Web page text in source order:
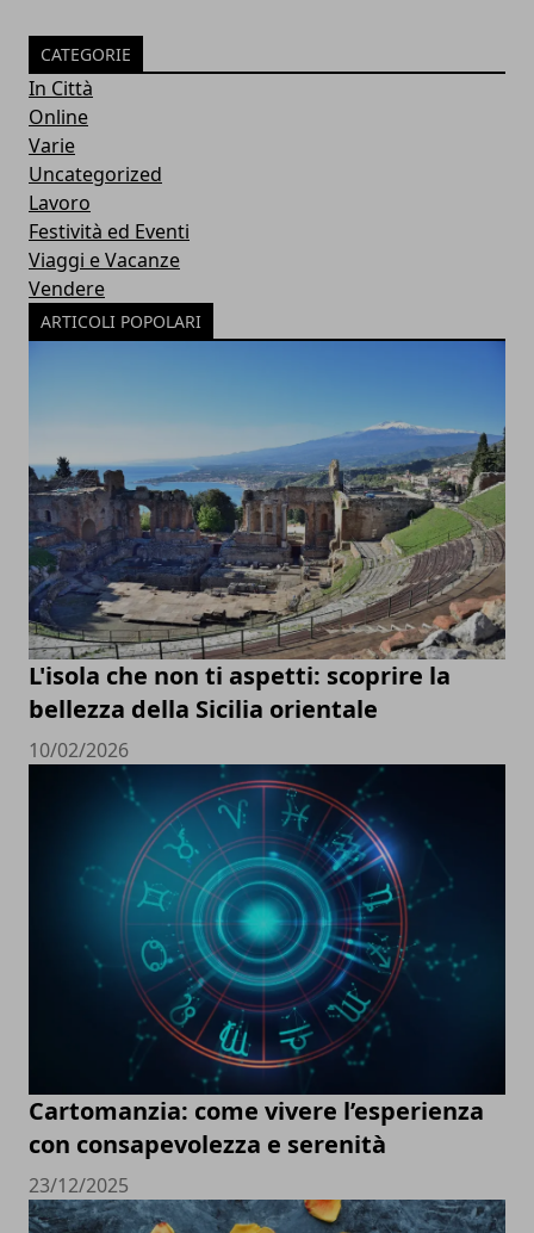
CATEGORIE
In Città
Online
Varie
Uncategorized
Lavoro
Festività ed Eventi
Viaggi e Vacanze
Vendere
ARTICOLI POPOLARI
L'isola che non ti aspetti: scoprire la
bellezza della Sicilia orientale
10/02/2026
Cartomanzia: come vivere l’esperienza
con consapevolezza e serenità
23/12/2025